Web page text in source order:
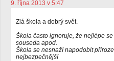
9. října 2013 v 5:47
Zlá škola a dobrý svět.
Škola často ignoruje, že nejlépe
souseda apod.
Škola se nesnaží napodobit
nejbezpečnější